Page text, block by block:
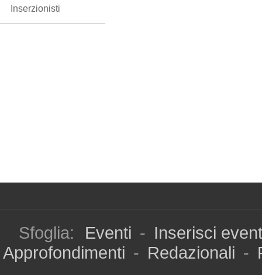
Inserzionisti
Sfoglia: Eventi - Inserisci
Approfondimenti - Redazionali -